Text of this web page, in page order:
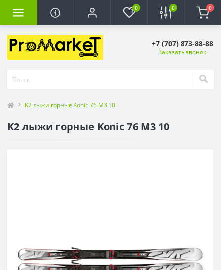
0 0 0
+7 (707) 873-88-88
Заказать звонок
K2 лыжи горные Konic 76 M3 10
K2 лыжи горные Konic 76 M3 10